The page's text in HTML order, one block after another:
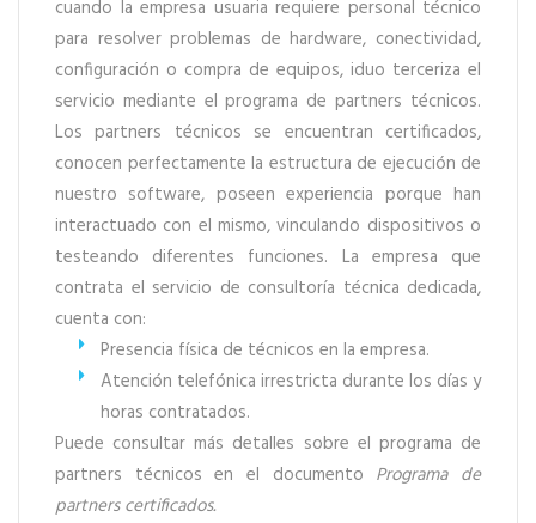
cuando la empresa usuaria requiere personal técnico
para resolver problemas de hardware, conectividad,
configuración o compra de equipos, iduo terceriza el
servicio mediante el programa de partners técnicos.
Los partners técnicos se encuentran certificados,
conocen perfectamente la estructura de ejecución de
nuestro software, poseen experiencia porque han
interactuado con el mismo, vinculando dispositivos o
testeando diferentes funciones. La empresa que
contrata el servicio de consultoría técnica dedicada,
cuenta con:
Presencia física de técnicos en la empresa.
Atención telefónica irrestricta durante los días y
horas contratados.
Puede consultar más detalles sobre el programa de
partners técnicos en el documento Programa de
partners certificados.